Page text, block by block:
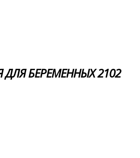
ДЛЯ БЕРЕМЕННЫХ 2102